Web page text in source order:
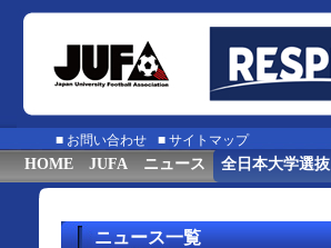
■ お問い合わせ ■ サイトマップ
HOME JUFA ニュース 全日本大学選抜
ニュース一覧